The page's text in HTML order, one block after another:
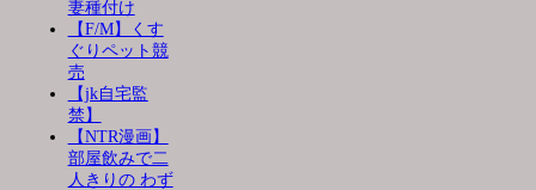
妻種付け
【F/M】くす
ぐりペット競
売
【jk自宅監
禁】
【NTR漫画】
部屋飲みで二
人きりの わず